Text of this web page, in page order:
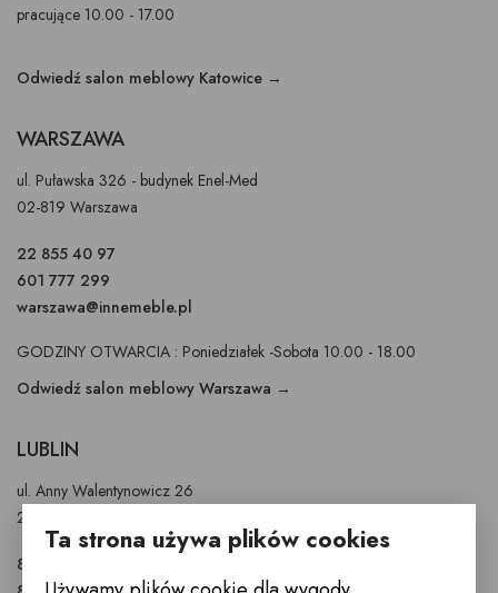
pracujące 10.00 - 17.00
Odwiedź salon meblowy Katowice →
WARSZAWA
ul. Puławska 326 - budynek Enel-Med
02-819 Warszawa
22 855 40 97
601 777 299
warszawa@innemeble.pl
GODZINY OTWARCIA : Poniedziałek -Sobota 10.00 - 18.00
Odwiedź salon meblowy Warszawa →
LUBLIN
ul. Anny Walentynowicz 26
20-328 Lublin
81 745 9630
Ta strona używa plików cookies